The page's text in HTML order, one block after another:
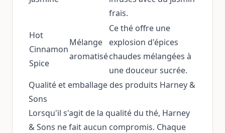
frais.
Hot
Cinnamon
Spice
Mélange
aromatisé
Ce thé offre une
explosion d'épices
chaudes mélangées à
une douceur sucrée.
Qualité et emballage des produits Harney &
Sons
Lorsqu'il s'agit de la qualité du thé, Harney
& Sons ne fait aucun compromis. Chaque